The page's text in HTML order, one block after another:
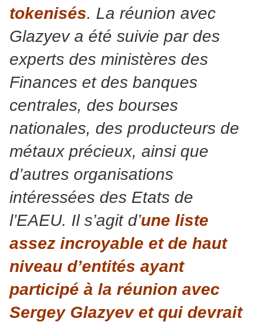
tokenisés. La réunion avec
Glazyev a été suivie par des
experts des ministères des
Finances et des banques
centrales, des bourses
nationales, des producteurs de
métaux précieux, ainsi que
d’autres organisations
intéressées des Etats de
l’EAEU. Il s’agit d’une liste
assez incroyable et de haut
niveau d’entités ayant
participé à la réunion avec
Sergey Glazyev et qui devrait